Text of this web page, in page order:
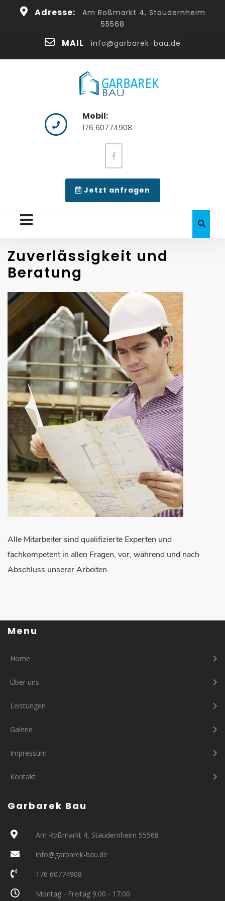
Adresse:
Am Roßmarkt 4, Staudernheim
55568
MAIL info@garbarek-bau.de
Mobil:
176 60774908
Jetzt anfragen
button
Zuverlässigkeit und
Beratung
Alle Mitarbeiter sind qualifizierte Experten und
fachkompetent in allen Fragen, vor, während und nach
Abschluss unserer Arbeiten.
Menu
Home
Über uns
Leistungen
Galerie
Impressum
Kontakt
Garbarek Bau
Am Roßmarkt 4, Staudernheim 55568
info@garbarek-bau.de
176 60774908
Montag - Freitag 9:00 - 17:00